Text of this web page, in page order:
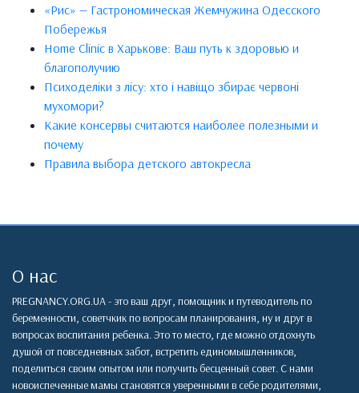
«Рис» — Гастрономическая Жемчужина Одесского
Побережья
Home Clinic в Харькове: Ваш путь к здоровью и
благополучию
Психоделіки з лісу: хто і навіщо збирає червоні
мухомори?
Какие консервы считаются наиболее полезными и
почему
Правила выбора детского автокресла
О нас
PREGNANCY.ORG.UA - это ваш друг, помощник и путеводитель по
беременности, советчкик по вопросам планирования, ну и друг в
вопросах воспитания ребенка. Это то место, где можно отдохнуть
душой от повседневных забот, встретить единомышленников,
поделиться своим опытом или получить бесценный совет. С нами
новоиспеченные мамы становятся уверенными в себе родителями,